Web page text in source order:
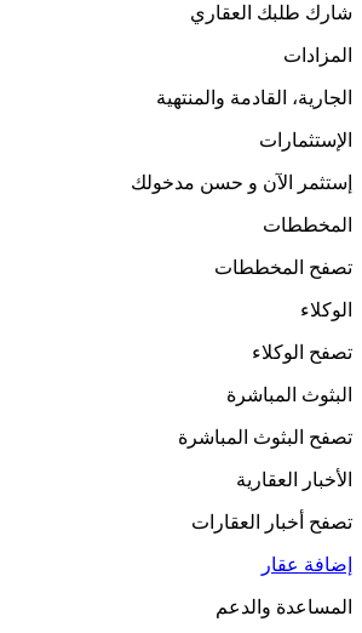
شارك طلبك العقاري
المزادات
الجارية، القادمة والمنتهية
الإستثمارات
إستثمر الآن و حسن مدخولك
المخططات
تصفح المخططات
الوكلاء
تصفح الوكلاء
البثوث المباشرة
تصفح البثوث المباشرة
الأخبار العقارية
تصفح أخبار العقارات
إضافة عقار
المساعدة والدعم